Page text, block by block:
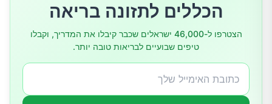
הכללים לתזונה בריאה
הצטרפו ל-46,000 ישראלים שכבר קיבלו את המדריך, וקבלו
טיפים שבועיים לבריאות טובה יותר.